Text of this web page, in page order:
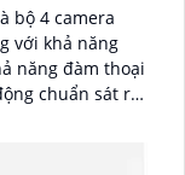
bộ 4 camera
với khả năng
năng đàm thoại
chuẩn sát rất